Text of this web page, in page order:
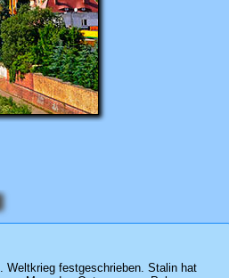
Weltkrieg festgeschrieben. Stalin hat